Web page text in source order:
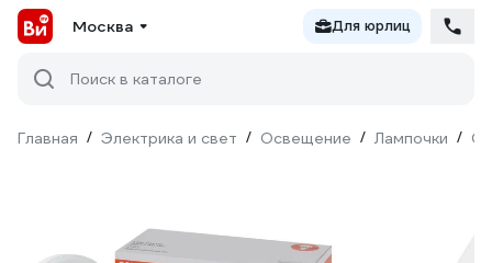
Москва Для юрлиц
Поиск в каталоге
Главная / Электрика и свет / Освещение / Лампочки /